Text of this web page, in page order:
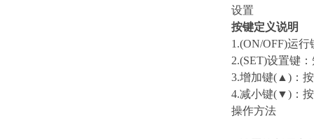
设置
按键定义说明
1.(ON/OFF)运
2.(SET)设置键
3.增加键(▲)：按
4.减小键(▼)：按
操作方法